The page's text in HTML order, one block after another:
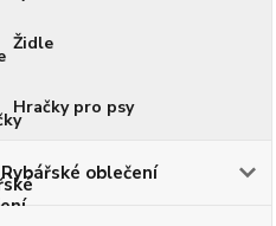
Židle
Hračky pro psy
Rybářské oblečení